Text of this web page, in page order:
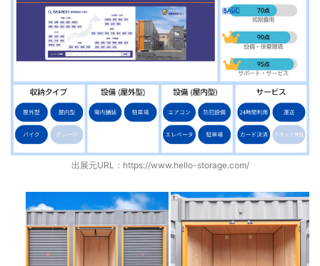
出展元URL： https://www.hello-storage.com/